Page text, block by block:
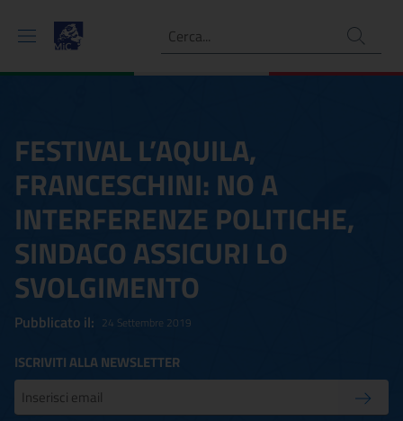
Ricerca
FESTIVAL L’AQUILA,
FRANCESCHINI: NO A
INTERFERENZE POLITICHE,
SINDACO ASSICURI LO
SVOLGIMENTO
Pubblicato il: 24 Settembre 2019
ISCRIVITI ALLA NEWSLETTER
Inserisci la tua mail